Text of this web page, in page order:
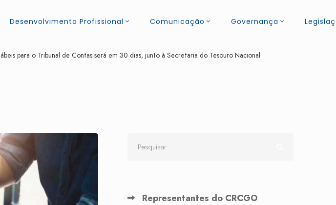
Desenvolvimento Profissional Comunicação Governança
para o Tribunal de Contas será em 30 dias, junto à Secretaria do Tesouro Nacional
Representantes do CRCGO